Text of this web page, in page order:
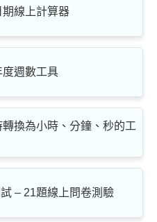
線上計算器
週數工具
換為小時、分鐘、秒的工
– 21題線上問卷測驗